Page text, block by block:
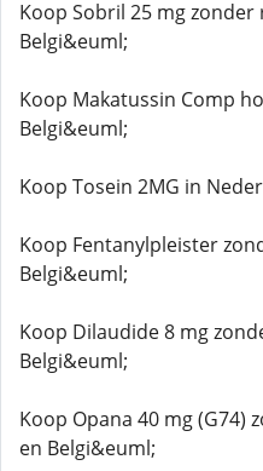
Koop Sobril 25 mg
Belgi&euml;
Koop Makatussin Comp
Belgi&euml;
Koop Tosein 2MG in
Koop Fentanylpleister
Belgi&euml;
Koop Dilaudide 8 mg
Belgi&euml;
Koop Opana 40 mg (G74)
en Belgi&euml;